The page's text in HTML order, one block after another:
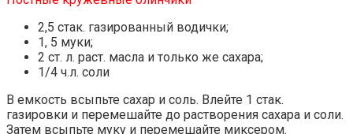
2,5 стак. газированный водички;
1, 5 муки;
2 ст. л. раст. масла и только же сахара;
1/4 ч.л. соли
В емкость всыпьте сахар и соль. Влейте 1 стак.
газировки и перемешайте до растворения сахара и соли.
Затем всыпьте муку и перемешайте миксером.